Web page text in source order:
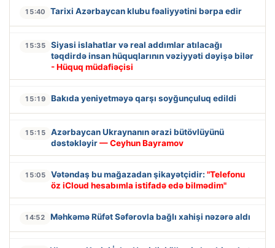
15:40 Tarixi Azərbaycan klubu fəaliyyətini bərpa edir
15:35
Siyasi islahatlar və real addımlar atılacağı
təqdirdə insan hüquqlarının vəziyyəti dəyişə bilər
- Hüquq müdafiəçisi
15:19 Bakıda yeniyetməyə qarşı soyğunçuluq edildi
15:15
Azərbaycan Ukraynanın ərazi bütövlüyünü
dəstəkləyir— Ceyhun Bayramov
15:05 Vətəndaş bu mağazadan şikayətçidir: "Telefonu
öz iCloud hesabımla istifadə edə bilmədim"
14:52 Məhkəmə Rüfət Səfərovla bağlı xahişi nəzərə aldı